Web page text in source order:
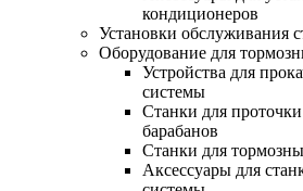
кондиционеров
Установки обслуживания
Оборудование для
Устройства для
системы
Станки для
барабанов
Станки для
Аксессуары для